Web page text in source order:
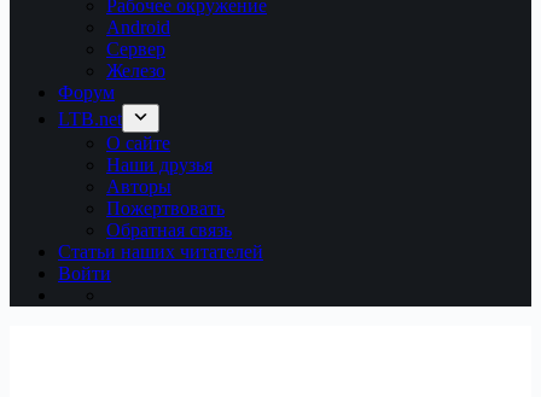
Рабочее окружение
Android
Сервер
Железо
Форум
LTB.net
О сайте
Наши друзья
Авторы
Пожертвовать
Обратная связь
Статьи наших читателей
Войти